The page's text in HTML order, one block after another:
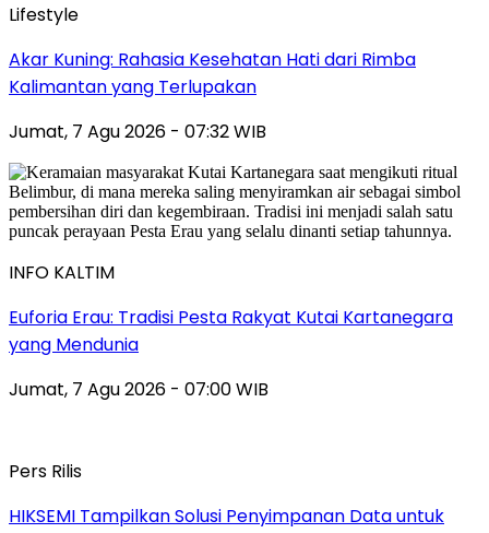
Lifestyle
Akar Kuning: Rahasia Kesehatan Hati dari Rimba
Kalimantan yang Terlupakan
Jumat, 7 Agu 2026 - 07:32 WIB
INFO KALTIM
Euforia Erau: Tradisi Pesta Rakyat Kutai Kartanegara
yang Mendunia
Jumat, 7 Agu 2026 - 07:00 WIB
Pers Rilis
HIKSEMI Tampilkan Solusi Penyimpanan Data untuk